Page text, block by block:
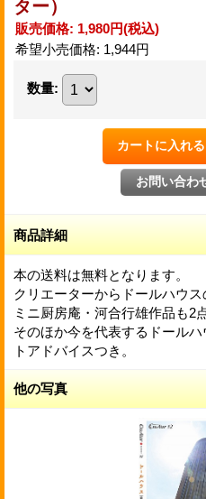
ター）
販売価格: 1,980円(税込)
希望小売価格: 1,944円
数量:
商品詳細
本の送料は無料となります。
クリエーターからドールハウス
ミニ厨房庵・河合行雄作品も2
そのほか今を代表するドール
トアドバイスつき。
他の写真